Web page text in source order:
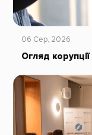
06 Сер, 2026
Огляд